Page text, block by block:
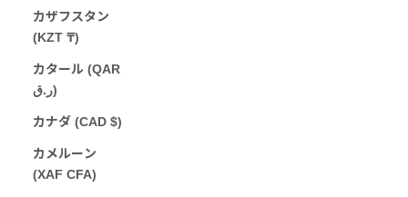
カザフスタン
(KZT ₸)
カタール (QAR
ر.ق)
カナダ (CAD $)
カメルーン
(XAF CFA)